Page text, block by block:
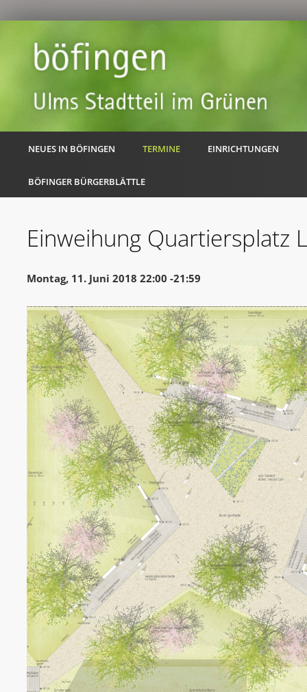
NEUES IN BÖFINGEN TERMINE EINRICHTUNGEN
BÖFINGER BÜRGERBLÄTTLE
Einweihung Quartiersplatz
Montag, 11. Juni 2018 22:00 -21:59